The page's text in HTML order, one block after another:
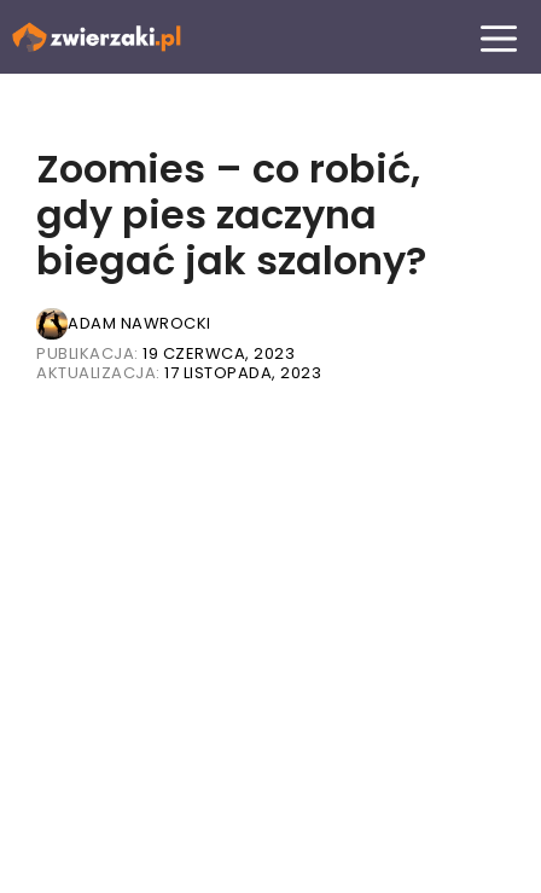
Przejdź
MENU
Zoomies – co robić,
gdy pies zaczyna
biegać jak szalony?
ADAM NAWROCKI
PUBLIKACJA: 19 CZERWCA, 2023
AKTUALIZACJA: 17 LISTOPADA, 2023